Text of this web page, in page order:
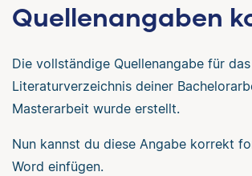
Quellenangaben
Die vollständige Quellenangabe für das
Literaturverzeichnis deiner
Masterarbeit wurde erstellt.
Nun kannst du diese Angabe korrekt
Word einfügen.